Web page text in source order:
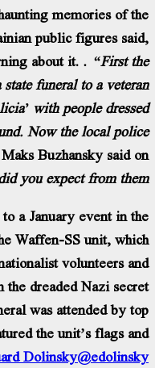
memories of the
public figures said,
about it.“First the
funeral to a veteran
with people dressed
Now the local police
Buzhansky said on
you expect from them?”
a January event in the
Waffen-SS unit, which
volunteers and
the dreaded Nazi secret
was attended by top
the unit’s flags and
Dolinsky@edolinsky